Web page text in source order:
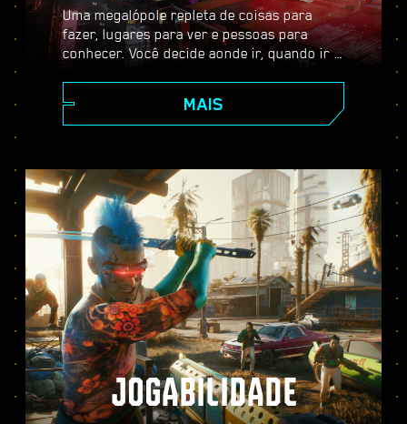
Uma megalópole repleta de coisas para
fazer, lugares para ver e pessoas para
conhecer. Você decide aonde ir, quando ir e
territórios das Terras Baldias, Night City
está repleta de segredos por descobrir.
MAIS
JOGABILIDADE